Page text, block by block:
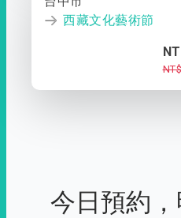
西藏文化藝術節
今日預約，